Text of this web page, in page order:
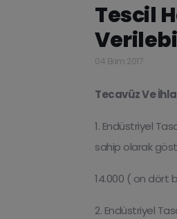
Tescil
04 Ekim 2017
Tecavüz Ve
1. Endüstriyel
sahip olarak
14.000 ( on dört
2. Endüstriyel